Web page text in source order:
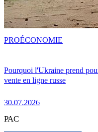
Pourquoi l'Ukraine prend
vente en ligne russe
30.07.2026
PROÉCONOMIE
PAC